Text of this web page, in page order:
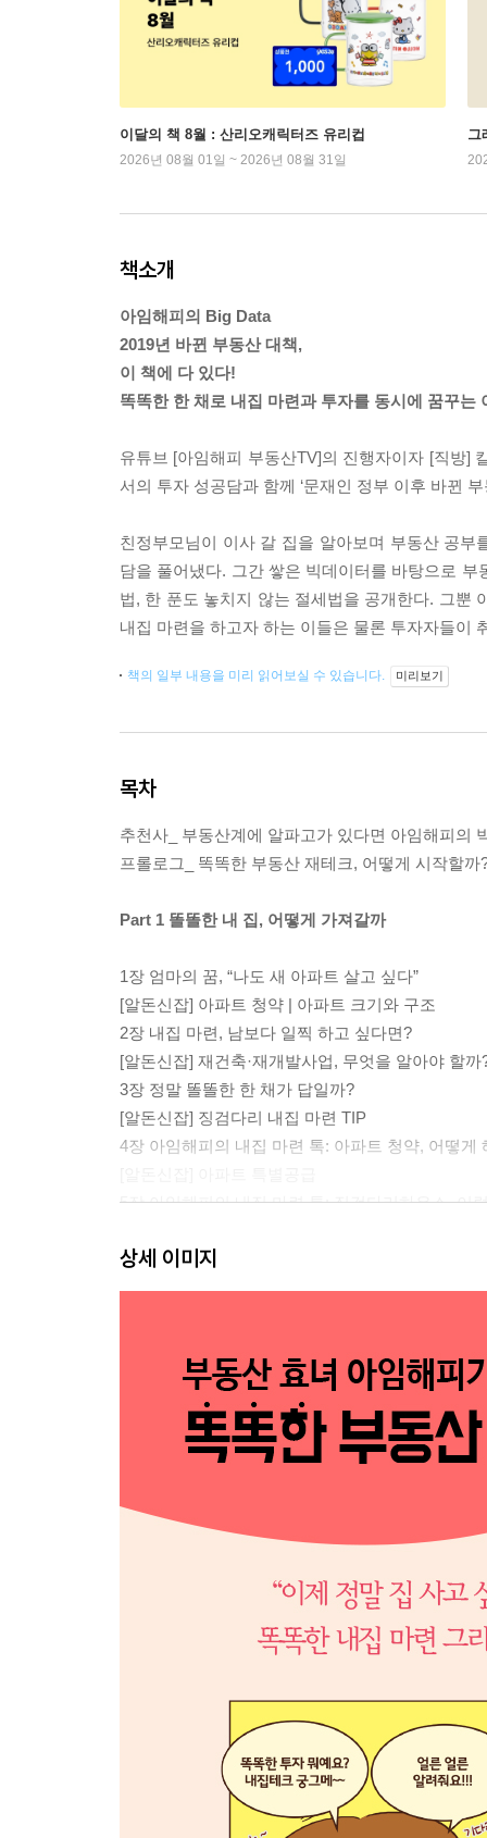
이달의 책 8월 : 산리오캐릭터즈 유리컵
2026년 08월 01일 ~ 2026년 08월 31일
그
책소개
아임해피의 Big Data
2019년 바뀐 부동산 대책,
이 책에 다 있다!
똑똑한 한 채로 내집 마련과 투자를 동시에 꿈꾸는
유튜브 [아임해피 부동산TV]의 진행자이자 [직방]
서의 투자 성공담과 함께 ‘문재인 정부 이후 바뀐
친정부모님이 이사 갈 집을 알아보며 부동산 공
담을 풀어냈다. 그간 쌓은 빅데이터를 바탕으로
법, 한 푼도 놓치지 않는 절세법을 공개한다. 그뿐
내집 마련을 하고자 하는 이들은 물론 투자자들이
책의 일부 내용을 미리 읽어보실 수 있습니다. 미리보기
목차
추천사_ 부동산계에 알파고가 있다면 아임해피의
프롤로그_ 똑똑한 부동산 재테크, 어떻게 시작할까
Part 1 똘똘한 내 집, 어떻게 가져갈까
1장 엄마의 꿈, “나도 새 아파트 살고 싶다”
[알돈신잡] 아파트 청약 | 아파트 크기와 구조
2장 내집 마련, 남보다 일찍 하고 싶다면?
[알돈신잡] 재건축·재개발사업, 무엇을 알아야 할까
3장 정말 똘똘한 한 채가 답일까?
[알돈신잡] 징검다리 내집 마련 TIP
4장 아임해피의 내집 마련 톡: 아파트 청약, 어떻게
5장 아임해피의 내집 마련 톡: 징검다리하우스, 이
Part 2 부동산 투자의 추월차선
[알돈신잡] 나에게 딱 맞는 실거주 아파트 찾기
2장 전업맘, 경매에 푹 빠지다
[알돈신잡] 경매, 한번만 해보면 누구나 할 수 있다
3장 경매와 공매를 한번에 경험하다
4장 전세가 하나도 없었다?
[알돈신잡] 부동산 빅데이터: 매도·매수우위지수
[알돈신잡] 급매란 무엇인가?
6장 하락장에 부의 추월차선이 있다!
[알돈신잡] 부동산 정책과 아파트 가격 추이
Part 3 부동산과 친해지기
1장 매일, 매주, 매월 체크! 부동산 정보
[알돈신잡] 손쉽고 유용한 부동산 앱
상세 이미지